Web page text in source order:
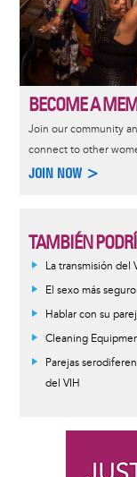
BECOME A
Join our community
connect to other
JOIN NOW >
TAMBIÉN
La transmisión del
El sexo más seguro
Hablar con su
Cleaning
Parejas
del VIH